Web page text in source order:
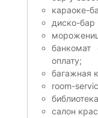
караоке-
диско-бар
оплату;
багажная
room-
салон